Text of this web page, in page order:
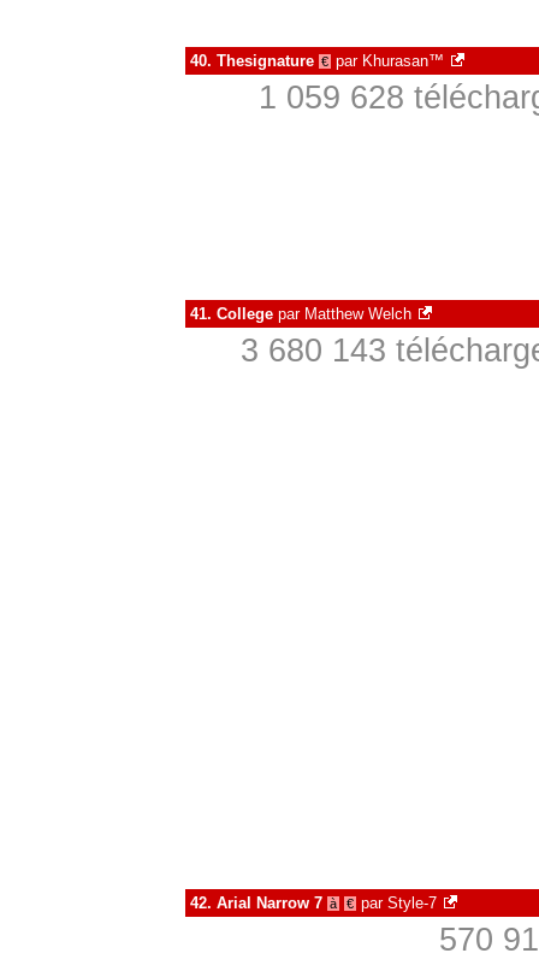
40. Thesignature € par Khurasan™
1 059 628
41. College par Matthew Welch
3 680 143
42. Arial Narrow 7 à € par Style-7
570